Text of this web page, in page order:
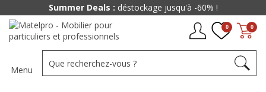
0
0
Menu
Summer Deals : déstockage jusqu'à -60% !